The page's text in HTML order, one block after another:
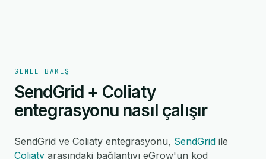
GENEL BAKIŞ
SendGrid + Coliaty
entegrasyonu nasıl çalışır
SendGrid ve Coliaty entegrasyonu, SendGrid ile
Coliaty arasındaki bağlantıyı eGrow'un kod